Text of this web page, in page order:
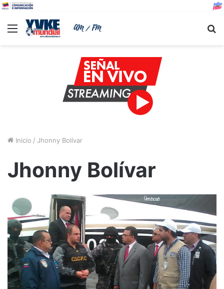
Menu
Inicio / Jhonny Bolívar
Jhonny Bolívar